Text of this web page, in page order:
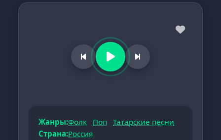
Жанры:Фолк Поп
Татарские песни
Страна:Россия